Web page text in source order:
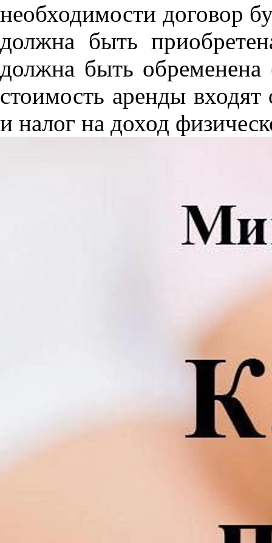
необходимости договор
должна быть
должна быть обременена
стоимость аренды
и налог на доход